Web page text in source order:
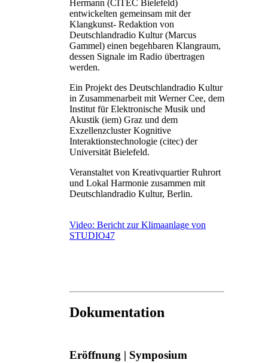
Hermann (CITEC Bielefeld)
entwickelten gemeinsam mit der
Klangkunst- Redaktion von
Deutschlandradio Kultur (Marcus
Gammel) einen begehbaren Klangraum,
dessen Signale im Radio übertragen
werden.
Ein Projekt des Deutschlandradio Kultur
in Zusammenarbeit mit Werner Cee, dem
Institut für Elektronische Musik und
Akustik (iem) Graz und dem
Exzellenzcluster Kognitive
Interaktionstechnologie (citec) der
Universität Bielefeld.
Veranstaltet von Kreativquartier Ruhrort
und Lokal Harmonie zusammen mit
Deutschlandradio Kultur, Berlin.
Video: Bericht zur Klimaanlage von
STUDIO47
Dokumentation
Eröffnung | Symposium